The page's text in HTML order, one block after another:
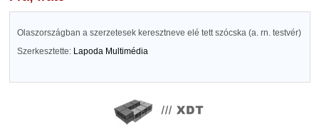
Olaszországban a szerzetesek keresztneve elé tett szócska (a. rn. testvér)
Szerkesztette: Lapoda Multimédia